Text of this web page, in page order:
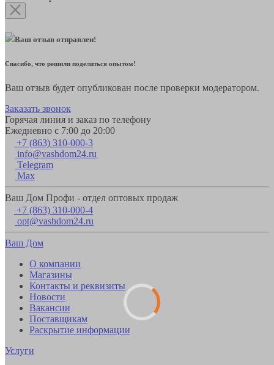
Ваш отзыв отправлен!
Спасибо, что решили поделиться опытом!
Ваш отзыв будет опубликован после проверки модератором.
Заказать звонок
Горячая линия и заказ по телефону
Ежедневно с 7:00 до 20:00
+7 (863) 310-000-3
info@vashdom24.ru
Telegram
Max
Ваш Дом Профи - отдел оптовых продаж
+7 (863) 310-000-4
opt@vashdom24.ru
Ваш Дом
О компании
Магазины
Контакты и реквизиты
Новости
Вакансии
Поставщикам
Раскрытие информации
Услуги